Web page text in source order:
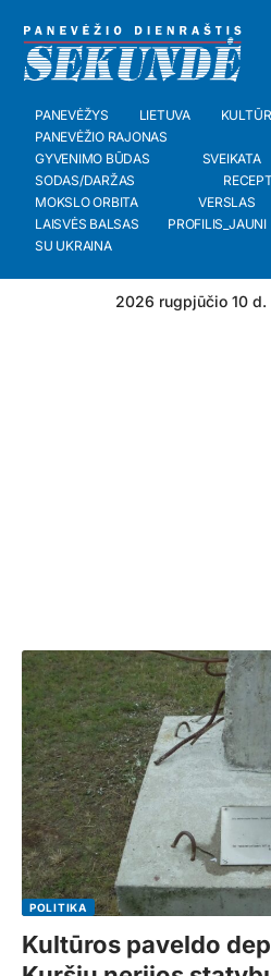
PANEVĖŽYS LIETUVA
PANEVĖŽIO RAJONAS
GYVENIMO BŪDAS
SVEIKATA
SODAS/DARŽAS
MOKSLO ORBITA
VERSLAS
LAISVĖS BALSAS
PROFILIS_JAUNI
SU UKRAINA
2026 rugpjūčio 10 d.
POLITIKA
Kultūros paveldo